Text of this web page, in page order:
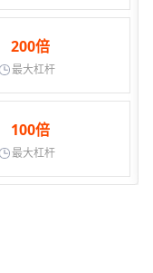
200倍
最大杠杆
100倍
最大杠杆